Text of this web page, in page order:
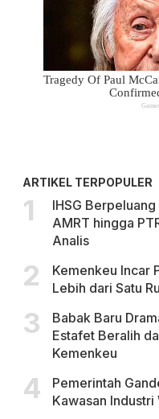
ARTIKEL TERPOPULER
IHSG
AMRT hingga
Analis
Kemenkeu Incar
Lebih dari Satu
Babak Baru
Estafet Beralih
Kemenkeu
Pemerintah
Kawasan